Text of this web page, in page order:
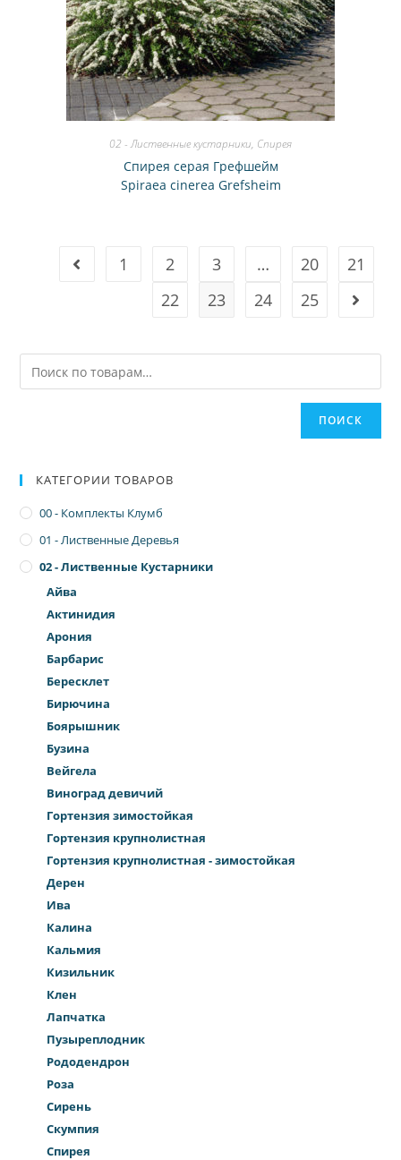
02 - Лиственные кустарники, Спирея
Спирея серая Грефшейм
Spiraea cinerea Grefsheim
1 2 3 … 20
21
22
23 24 25
ПОИСК
КАТЕГОРИИ ТОВАРОВ
00 - Комплекты Клумб
01 - Лиственные Деревья
02 - Лиственные Кустарники
Айва
Актинидия
Арония
Барбарис
Бересклет
Бирючина
Боярышник
Бузина
Вейгела
Виноград девичий
Гортензия зимостойкая
Гортензия крупнолистная
Гортензия крупнолистная - зимостойкая
Дерен
Ива
Калина
Кальмия
Кизильник
Клен
Лапчатка
Пузыреплодник
Рододендрон
Роза
Сирень
Скумпия
Спирея